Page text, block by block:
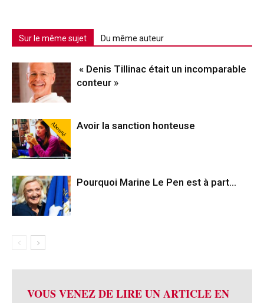
Sur le même sujet Du même auteur
« Denis Tillinac était un incomparable
conteur »
Abonné Avoir la sanction honteuse
Pourquoi Marine Le Pen est à part…
VOUS VENEZ DE LIRE UN ARTICLE EN